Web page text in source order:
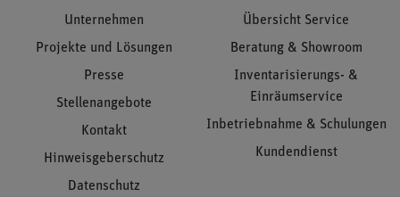
Unternehmen
Projekte und Lösungen
Presse
Stellenangebote
Kontakt
Hinweisgeberschutz
Datenschutz
Übersicht Service
Beratung & Showroom
Inventarisierungs- &
Einräumservice
Inbetriebnahme & Schulungen
Kundendienst